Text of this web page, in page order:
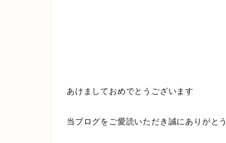
あけましておめでとうございます
当ブログをご愛読いただき誠にありがと